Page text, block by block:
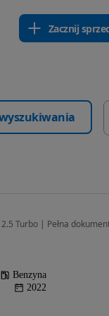
Zacznij
Benzyna
2022